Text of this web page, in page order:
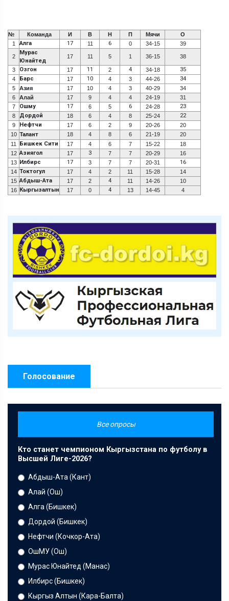
№ Команда И В Н П Мячи
О
1
Алга 17 11 6 0 34-15 39
2
Мурас
Юнайтед
17 11 5 1 36-15 38
3 Озгон 17 11 2 4 34-18 35
4 Барс 17 10 4 3 44-26 34
5 Азия 17 10 4 3 40-29
34
6
Алай 17 9 4 4 24-19
31
7
Ошму 17 6 5 6 24-28 23
8 Дордой 18 6 4 8 25-24 22
9 Нефтчи 17 6 2 9 20-26
20
10 Талант 18 4 8 6 21-19
20
11
Бишкек Сити 17 4 6 7 15-22
18
12 Азиягол 17 3 7 7 20-29
16
13 Илбирс 17 3 7 7 20-31 16
14 Токтогул 17 4 2 11 15-28
14
15 Абдыш-Ата 17 2 4 11 14-26
10
16 Кыргызалтын 17 0 4 13 14-45 4
Голосование
Все опросы
Кто станет чемпионом Кыргызстана по футболу в
Высшей Лиге-2026?
Абдыш-Ата (Кант)
Алай (Ош)
Алга (Бишкек)
Дордой (Бишкек)
Нефтчи (Кочкор-Ата)
ОшМУ (Ош)
Мурас Юнайтед (Манас)
Илбирс (Бишкек)
Кыргыз Алтын (Кара-Балта)